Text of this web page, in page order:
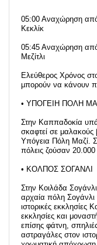
05:00 Αναχώρηση
Κεκλίκ
05:45 Αναχώρηση
Μεζίτλι
Ελεύθερος Χρόνος
μπορούν να κάνουν
• ΥΠΟΓΕΙΗ ΠΟΛΗ
Στην Καππαδοκία
σκαφτεί σε μαλακούς
Υπόγεια Πόλη Μαζί.
πόλεις ζούσαν
• ΚΟΛΠΟΣ ΣΟΓΑΝΛΙ
Στην Κοιλάδα
αρχαία πόλη Σογάνλι
ιστορικές εκκλησίες
εκκλησίες και
επίσης φάτνη,
αστραγάλες στον